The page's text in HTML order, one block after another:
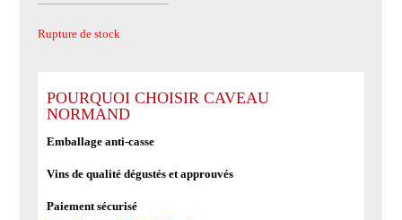
Rupture de stock
POURQUOI CHOISIR CAVEAU
NORMAND
Emballage anti-casse
Vins de qualité dégustés et approuvés
Paiement sécurisé